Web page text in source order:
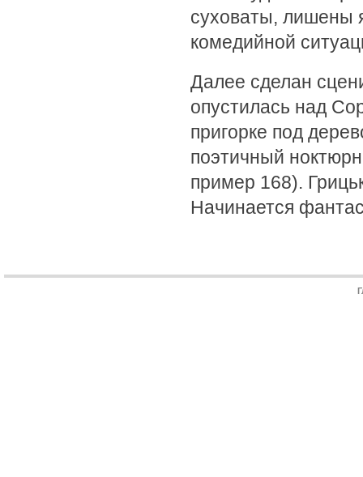
суховаты, лишены
комедийной
Далее сделан
опустилась над
пригорке под
поэтичный
пример 168).
Начинается